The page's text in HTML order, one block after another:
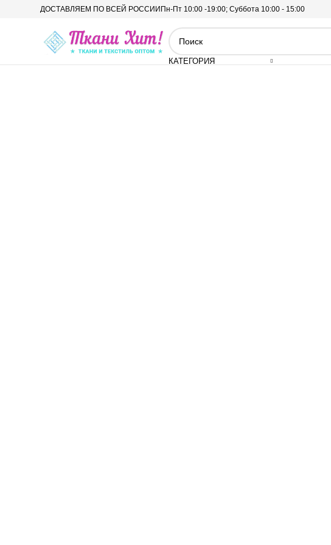
ДОСТАВЛЯЕМ ПО ВСЕЙ РОССИИ Пн-Пт 10:00 -19:00; Суббота 10:00 - 15:00
КАТЕГОРИЯ